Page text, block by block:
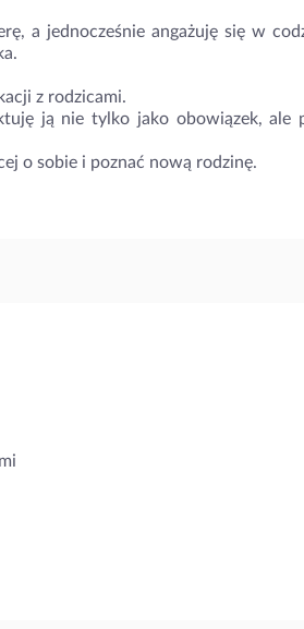
a jednocześnie angażuję się w
z rodzicami.
ją nie tylko jako obowiązek, ale
o sobie i poznać nową rodzinę.